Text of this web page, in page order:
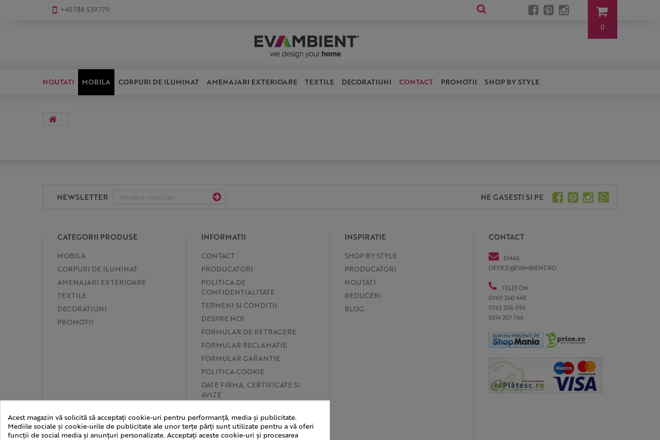
+40 786 539 779
0
NOUTATI MOBILA CORPURI DE ILUMINAT AMENAJARI EXTERIOARE TEXTILE DECORATIUNI CONTACT PROMOTII SHOP BY STYLE
NEWSLETTER NE GASESTI SI PE
CATEGORII PRODUSE
MOBILA
CORPURI DE ILUMINAT
AMENAJARI EXTERIOARE
TEXTILE
DECORATIUNI
PROMOTII
INFORMATII
CONTACT
PRODUCATORI
POLITICA DE
CONFIDENTIALITATE
TERMENI SI CONDITII
DESPRE NOI
FORMULAR DE RETRAGERE
FORMULAR RECLAMATIE
FORMULAR GARANTIE
POLITICA COOKIE
DATE FIRMA, CERTIFICATE SI
AVIZE
SOL/ANPC
INSPIRATIE
SHOP BY STYLE
PRODUCATORI
NOUTATI
REDUCERI
BLOG
CONTACT
EMAIL
OFFICE@EVAMBIENT.RO
TELEFON
0760 240 448
0762 206 093
0314 207 766
Acest magazin vă solicită să acceptați cookie-uri pentru performanță, media și publicitate.
Mediile sociale și cookie-urile de publicitate ale unor terțe părți sunt utilizate pentru a vă oferi
funcții de social media și anunțuri personalizate. Acceptați aceste cookie-uri și procesarea